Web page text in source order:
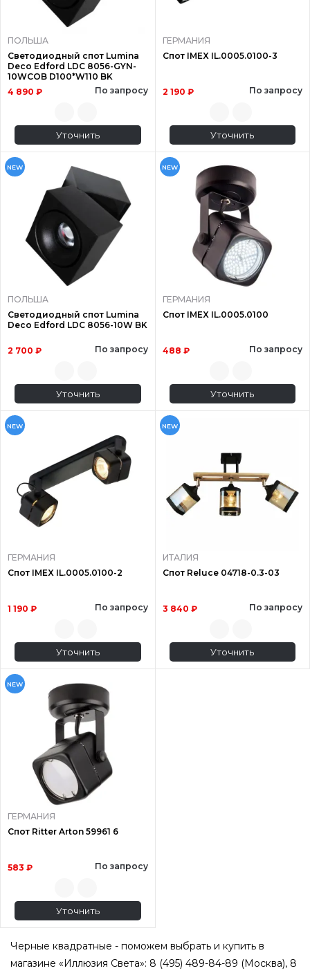
ПОЛЬША
Светодиодный спот Lumina
Deco Edford LDC 8056-GYN-
10WCOB D100*W110 BK
4 890 ₽
По запросу
Уточнить
ГЕРМАНИЯ
Спот IMEX IL.0005.0100-3
2 190 ₽ По запросу
Уточнить
NEW
ПОЛЬША
Светодиодный спот Lumina
Deco Edford LDC 8056-10W BK
2 700 ₽ По запросу
Уточнить
NEW
ГЕРМАНИЯ
Спот IMEX IL.0005.0100
488 ₽ По запросу
Уточнить
NEW
ГЕРМАНИЯ
Спот IMEX IL.0005.0100-2
1 190 ₽ По запросу
Уточнить
NEW
ИТАЛИЯ
Спот Reluce 04718-0.3-03
3 840 ₽ По запросу
Уточнить
NEW
ГЕРМАНИЯ
Спот Ritter Arton 59961 6
583 ₽ По запросу
Уточнить
Черные квадратные - поможем выбрать и купить в
магазине «Иллюзия Света»: 8 (495) 489-84-89 (Москва), 8